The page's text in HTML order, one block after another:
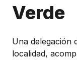
Verde
Una delegación
localidad,